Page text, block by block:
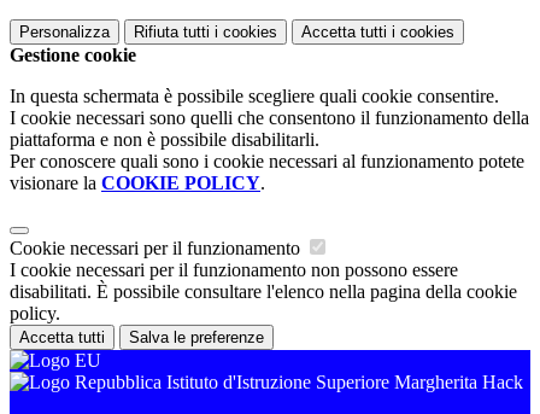
Personalizza Rifiuta tutti i cookies Accetta tutti i cookies
Gestione cookie
In questa schermata è possibile scegliere quali cookie consentire.
I cookie necessari sono quelli che consentono il funzionamento della
piattaforma e non è possibile disabilitarli.
Per conoscere quali sono i cookie necessari al funzionamento potete
visionare la COOKIE POLICY.
Cookie necessari per il funzionamento
I cookie necessari per il funzionamento non possono essere
disabilitati. È possibile consultare l'elenco nella pagina della cookie
policy.
Accetta tutti Salva le preferenze
Istituto d'Istruzione Superiore Margherita Hack